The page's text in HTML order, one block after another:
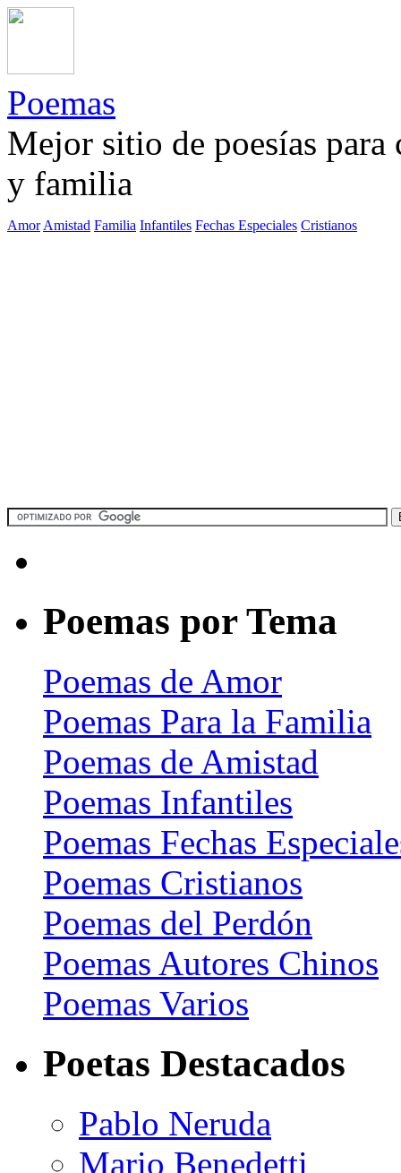
Poemas
Mejor sitio de poesías
y familia
Amor Amistad Familia Infantiles Fechas Especiales Cristianos
Poemas por Tema
Poemas de Amor
Poemas Para la Familia
Poemas de Amistad
Poemas Infantiles
Poemas Fechas
Poemas Cristianos
Poemas del Perdón
Poemas Autores Chinos
Poemas Varios
Poetas Destacados
Pablo Neruda
Mario Benedetti